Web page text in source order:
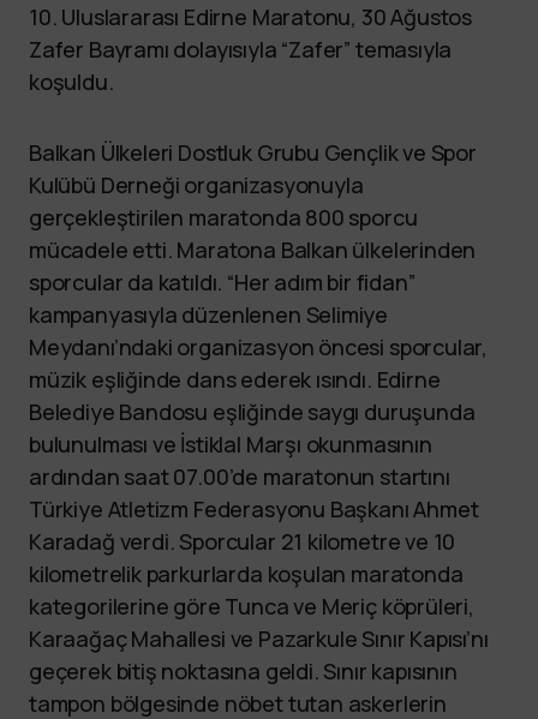
10. Uluslararası Edirne Maratonu, 30 Ağustos
Zafer Bayramı dolayısıyla “Zafer” temasıyla
koşuldu.
Balkan Ülkeleri Dostluk Grubu Gençlik ve Spor
Kulübü Derneği organizasyonuyla
gerçekleştirilen maratonda 800 sporcu
mücadele etti. Maratona Balkan ülkelerinden
sporcular da katıldı. “Her adım bir fidan”
kampanyasıyla düzenlenen Selimiye
Meydanı’ndaki organizasyon öncesi sporcular,
müzik eşliğinde dans ederek ısındı. Edirne
Belediye Bandosu eşliğinde saygı duruşunda
bulunulması ve İstiklal Marşı okunmasının
ardından saat 07.00’de maratonun startını
Türkiye Atletizm Federasyonu Başkanı Ahmet
Karadağ verdi. Sporcular 21 kilometre ve 10
kilometrelik parkurlarda koşulan maratonda
kategorilerine göre Tunca ve Meriç köprüleri,
Karaağaç Mahallesi ve Pazarkule Sınır Kapısı’nı
geçerek bitiş noktasına geldi. Sınır kapısının
tampon bölgesinde nöbet tutan askerlerin